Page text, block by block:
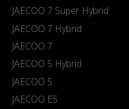
JAECOO 7 Super Hybrid
JAECOO 7 Hybrid
JAECOO 7
JAECOO 5 Hybrid
JAECOO 5
JAECOO E5